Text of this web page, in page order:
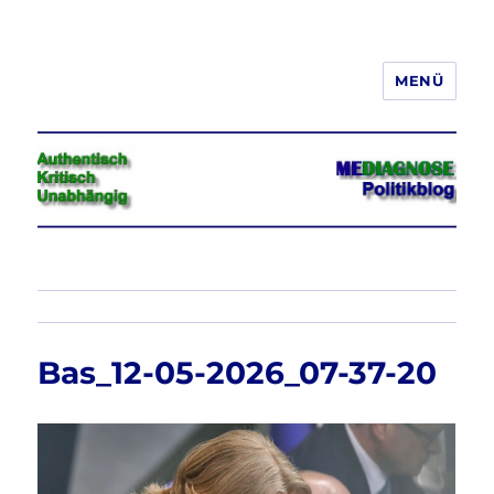
Jeder hat das Recht, seine
Meinung in Wort, Schrift und Bild
frei zu äußern und zu verbreiten
MENÜ
Bas_12-05-2026_07-37-20